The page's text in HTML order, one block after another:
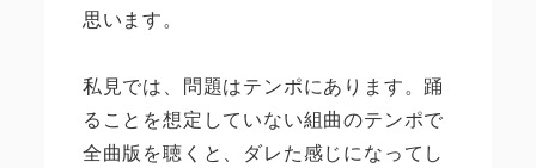
思います。
私見では、問題はテンポにあります。踊
ることを想定していない組曲のテンポで
全曲版を聴くと、ダレた感じになってし